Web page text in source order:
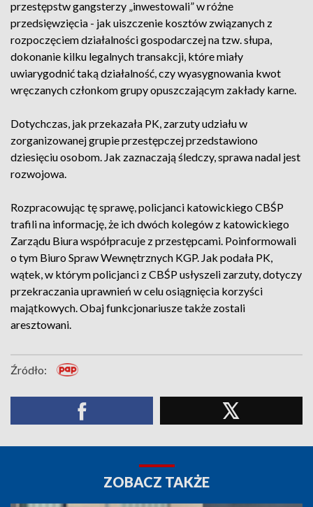
przestępstw gangsterzy „inwestowali” w różne
przedsięwzięcia - jak uiszczenie kosztów związanych z
rozpoczęciem działalności gospodarczej na tzw. słupa,
dokonanie kilku legalnych transakcji, które miały
uwiarygodnić taką działalność, czy wyasygnowania kwot
wręczanych członkom grupy opuszczającym zakłady karne.
Dotychczas, jak przekazała PK, zarzuty udziału w
zorganizowanej grupie przestępczej przedstawiono
dziesięciu osobom. Jak zaznaczają śledczy, sprawa nadal jest
rozwojowa.
Rozpracowując tę sprawę, policjanci katowickiego CBŚP
trafili na informację, że ich dwóch kolegów z katowickiego
Zarządu Biura współpracuje z przestępcami. Poinformowali
o tym Biuro Spraw Wewnętrznych KGP. Jak podała PK,
wątek, w którym policjanci z CBŚP usłyszeli zarzuty, dotyczy
przekraczania uprawnień w celu osiągnięcia korzyści
majątkowych. Obaj funkcjonariusze także zostali
aresztowani.
Źródło:
ZOBACZ TAKŻE